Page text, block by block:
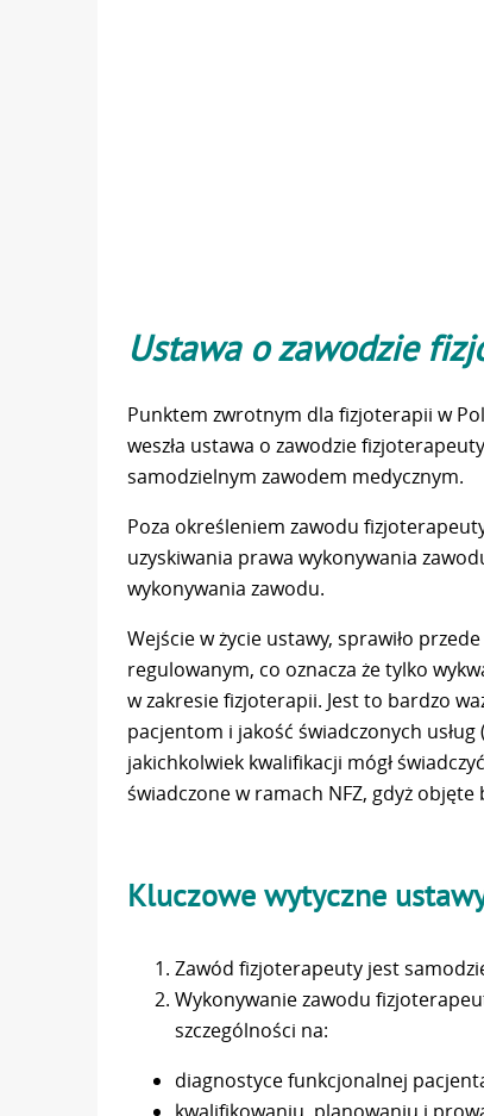
Ustawa o zawodzie
Punktem zwrotnym dla fizjoterapii w
weszła ustawa o zawodzie
samodzielnym zawodem medycznym.
Poza określeniem zawodu
uzyskiwania prawa wykonywania
wykonywania zawodu.
Wejście w życie ustawy, sprawiło
regulowanym, co oznacza że tylko
w zakresie fizjoterapii. Jest to bardzo
pacjentom i jakość świadczonych
jakichkolwiek kwalifikacji mógł
świadczone w ramach NFZ, gdyż objęte
Kluczowe wytyczne
Zawód fizjoterapeuty jest
Wykonywanie zawodu
szczególności na:
diagnostyce funkcjonalnej